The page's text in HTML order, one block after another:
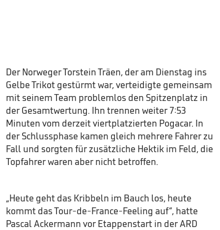
Der Norweger Torstein Träen, der am Dienstag ins
Gelbe Trikot gestürmt war, verteidigte gemeinsam
mit seinem Team problemlos den Spitzenplatz in
der Gesamtwertung. Ihn trennen weiter 7:53
Minuten vom derzeit viertplatzierten Pogacar. In
der Schlussphase kamen gleich mehrere Fahrer zu
Fall und sorgten für zusätzliche Hektik im Feld, die
Topfahrer waren aber nicht betroffen.
„Heute geht das Kribbeln im Bauch los, heute
kommt das Tour-de-France-Feeling auf“, hatte
Pascal Ackermann vor Etappenstart in der ARD